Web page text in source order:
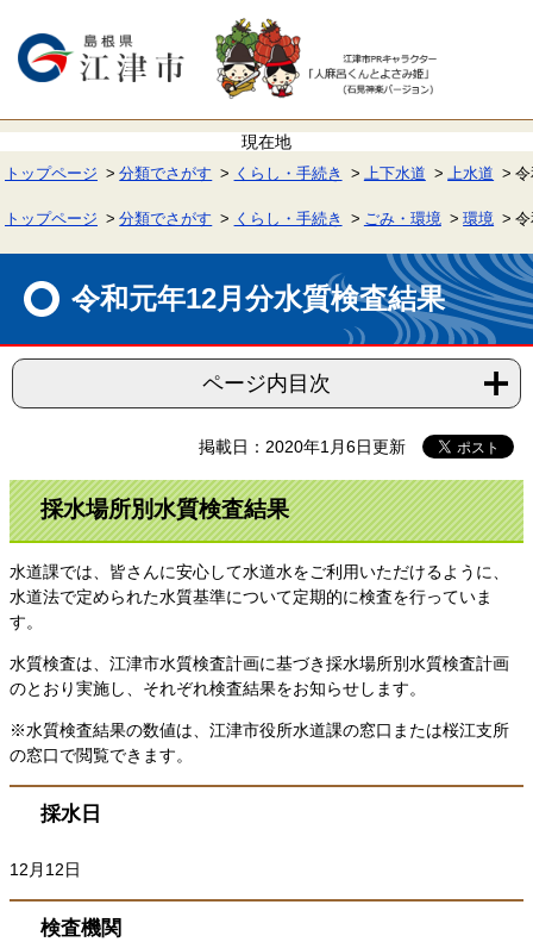
で
ば
本
へ
トップページ 分類でさがす くらし・手続き 上下水道 上水道
トップページ 分類でさがす くらし・手続き ごみ・環境 環境
令和元年12月分水質検査結果
ページ内目次
掲載日：2020年1月6日更新
採水場所別水質検査結果
水道課では、皆さんに安心して水道水をご利用いただけるように、
水道法で定められた水質基準について定期的に検査を行っていま
す。
水質検査は、江津市水質検査計画に基づき採水場所別水質検査計画
のとおり実施し、それぞれ検査結果をお知らせします。
※水質検査結果の数値は、江津市役所水道課の窓口または桜江支所
の窓口で閲覧できます。
採水日
12月12日
検査機関